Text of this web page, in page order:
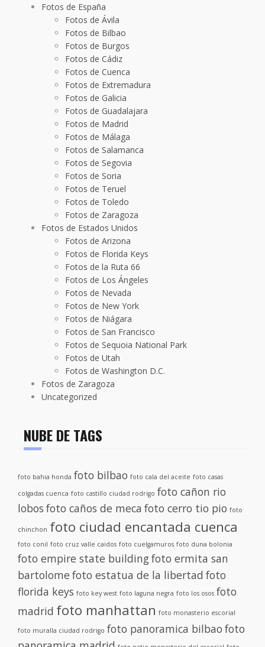
Fotos de España
Fotos de Ávila
Fotos de Bilbao
Fotos de Burgos
Fotos de Cádiz
Fotos de Cuenca
Fotos de Extremadura
Fotos de Galicia
Fotos de Guadalajara
Fotos de Madrid
Fotos de Málaga
Fotos de Salamanca
Fotos de Segovia
Fotos de Soria
Fotos de Teruel
Fotos de Toledo
Fotos de Zaragoza
Fotos de Estados Unidos
Fotos de Arizona
Fotos de Florida Keys
Fotos de la Ruta 66
Fotos de Los Ángeles
Fotos de Nevada
Fotos de New York
Fotos de Niágara
Fotos de San Francisco
Fotos de Sequoia National Park
Fotos de Utah
Fotos de Washington D.C.
Fotos de Zaragoza
Uncategorized
NUBE DE TAGS
foto bahia honda foto bilbao foto cala del aceite foto casas
colgadas cuenca foto castillo ciudad rodrigo foto cañon rio
lobos foto caños de meca foto cerro tio pio foto
chinchon foto ciudad encantada cuenca
foto conil foto cruz valle caidos foto cuelgamuros foto duna bolonia
foto empire state buildingfoto ermita san
bartolomefoto estatua de la libertad foto
florida keys foto key west foto laguna negra foto los osos foto
madrid foto manhattan foto monasterio escorial
foto muralla ciudad rodrigo foto panoramica bilbao foto